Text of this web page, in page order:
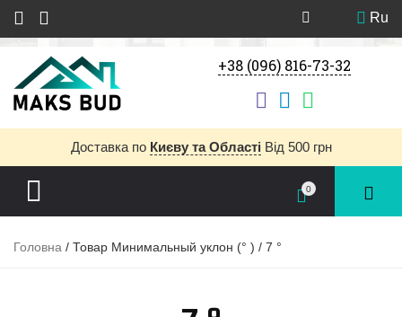
Ru
+38 (096) 816-73-32
Доставка по Києву та Області Від 500 грн
0
Головна / Товар Минимальный уклон (° ) / 7 °